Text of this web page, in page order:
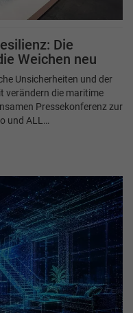
Die
Weichen neu
Unsicherheiten und der
verändern die maritime
Pressekonferenz zur
und ALL…